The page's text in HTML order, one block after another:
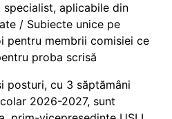
aplicabile din
/ Subiecte unice pe
pentru membrii comisiei ce
proba scrisă
posturi, cu 3 săptămâni
2026-2027, sunt